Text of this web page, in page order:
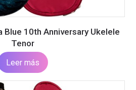
Blue 10th Anniversary Ukelele
Tenor
Leer más